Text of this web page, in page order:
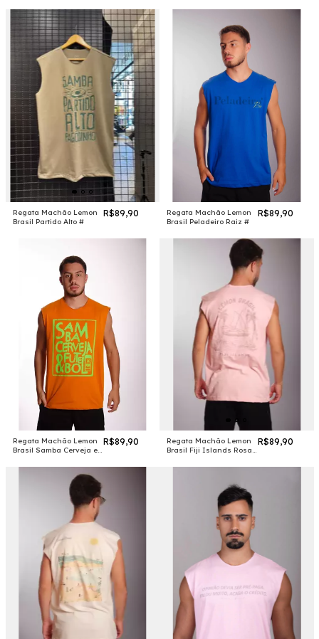
Regata Machão Lemon
Brasil Partido Alto #
R$89,90
Regata Machão Lemon
Brasil Peladeiro Raiz #
R$89,90
Regata Machão Lemon
Brasil Samba Cerveja e
R$89,90
Regata Machão Lemon
Brasil Fiji Islands Rosa
R$89,90